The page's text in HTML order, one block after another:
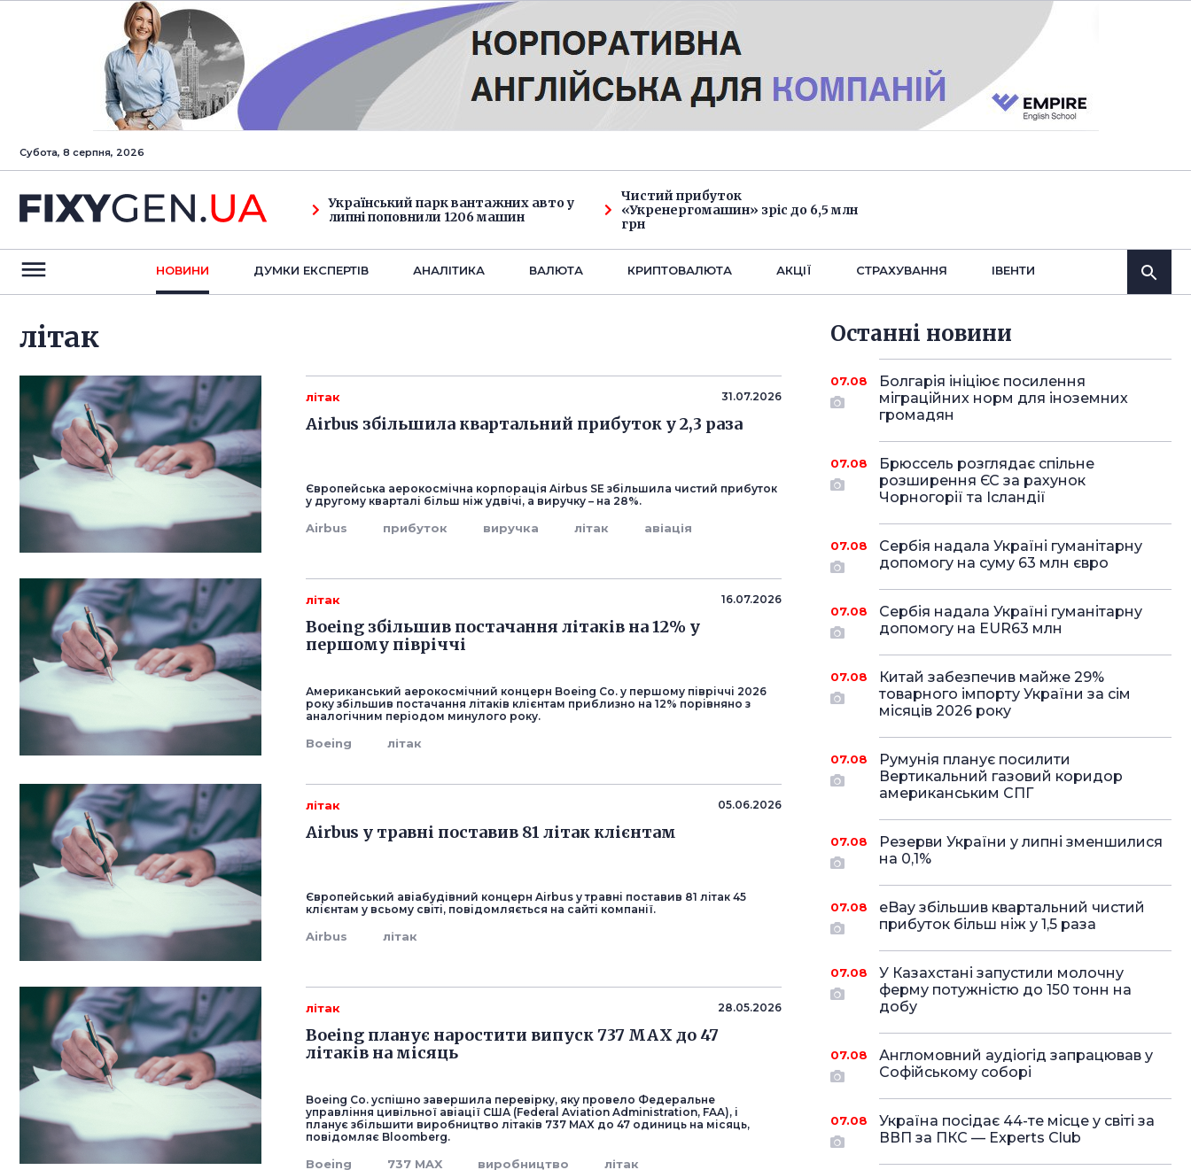
Субота, 8 серпня, 2026
Український парк вантажних авто у
липні поповнили 1206 машин
Чистий прибуток
«Укренергомашин» зріс до 6,5 млн
грн
НОВИНИ ДУМКИ ЕКСПЕРТIВ АНАЛIТИКА ВАЛЮТА КРИПТОВАЛЮТА АКЦІЇ СТРАХУВАННЯ IВЕНТИ
літак
літак 31.07.2026
Airbus збільшила квартальний прибуток у 2,3 раза
Європейська аерокосмічна корпорація Airbus SE збільшила чистий прибуток
у другому кварталі більш ніж удвічі, а виручку – на 28%.
Airbus прибуток виручка літак авіація
літак 16.07.2026
Boeing збільшив постачання літаків на 12% у
першому півріччі
Американський аерокосмічний концерн Boeing Co. у першому півріччі 2026
року збільшив постачання літаків клієнтам приблизно на 12% порівняно з
аналогічним періодом минулого року.
Boeing літак
літак 05.06.2026
Airbus у травні поставив 81 літак клієнтам
Європейський авіабудівний концерн Airbus у травні поставив 81 літак 45
клієнтам у всьому світі, повідомляється на сайті компанії.
Airbus літак
літак 28.05.2026
Boeing планує наростити випуск 737 MAX до 47
літаків на місяць
Boeing Co. успішно завершила перевірку, яку провело Федеральне
управління цивільної авіації США (Federal Aviation Administration, FAA), і
планує збільшити виробництво літаків 737 MAX до 47 одиниць на місяць,
повідомляє Bloomberg.
Boeing 737 MAX виробництво літак
Останнi новини
07.08
Болгарія ініціює посилення
міграційних норм для іноземних
громадян
07.08
Брюссель розглядає спільне
розширення ЄС за рахунок
Чорногорії та Ісландії
07.08
Сербія надала Україні гуманітарну
допомогу на суму 63 млн євро
07.08
Сербія надала Україні гуманітарну
допомогу на EUR63 млн
07.08
Китай забезпечив майже 29%
товарного імпорту України за сім
місяців 2026 року
07.08
Румунія планує посилити
Вертикальний газовий коридор
американським СПГ
07.08
Резерви України у липні зменшилися
на 0,1%
07.08
eBay збільшив квартальний чистий
прибуток більш ніж у 1,5 раза
07.08
У Казахстані запустили молочну
ферму потужністю до 150 тонн на
добу
07.08
Англомовний аудіогід запрацював у
Софійському соборі
07.08
Україна посідає 44-те місце у світі за
ВВП за ПКС — Experts Club